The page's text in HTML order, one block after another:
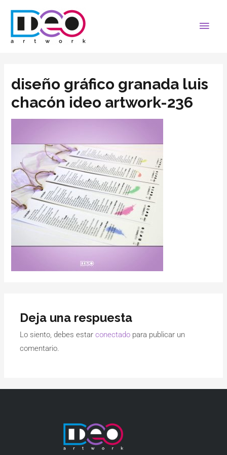
diseño gráfico granada luis
chacón ideo artwork-236
Deja una respuesta
Lo siento, debes estarconectado para publicar un
comentario.